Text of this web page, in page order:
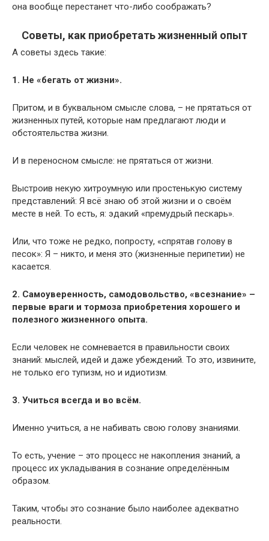
она вообще перестанет что-либо соображать?
Советы, как приобретать жизненный опыт
А советы здесь такие:
1. Не «бегать от жизни».
Притом, и в буквальном смысле слова, – не прятаться от
жизненных путей, которые нам предлагают люди и
обстоятельства жизни.
И в переносном смысле: не прятаться от жизни.
Выстроив некую хитроумную или простенькую систему
представлений: Я всё знаю об этой жизни и о своём
месте в ней. То есть, я: эдакий «премудрый пескарь».
Или, что тоже не редко, попросту, «спрятав голову в
песок»: Я – никто, и меня это (жизненные перипетии) не
касается.
2. Самоуверенность, самодовольство, «всезнание» –
первые враги и тормоза приобретения хорошего и
полезного жизненного опыта.
Если человек не сомневается в правильности своих
знаний: мыслей, идей и даже убеждений. То это, извините,
не только его тупизм, но и идиотизм.
3. Учиться всегда и во всём.
Именно учиться, а не набивать свою голову знаниями.
То есть, учение – это процесс не накопления знаний, а
процесс их укладывания в сознание определённым
образом.
Таким, чтобы это сознание было наиболее адекватно
реальности.